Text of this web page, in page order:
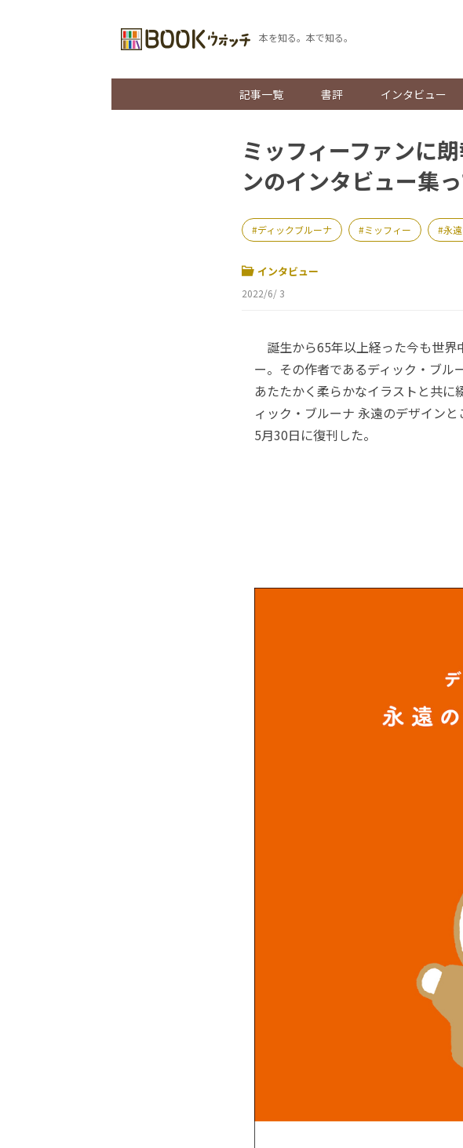
本を知る。本で知る。
記事一覧 書評 インタビュー
ミッフィーファンに
ンのインタビュー集
ディックブルーナ ミッフィー 永
インタビュー
2022/6/ 3
誕生から65年以上経った今も世界
ー。その作者であるディック・ブル
あたたかく柔らかなイラストと共に
ィック・ブルーナ 永遠のデザインと
5月30日に復刊した。